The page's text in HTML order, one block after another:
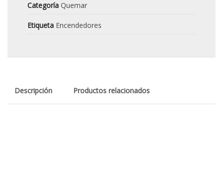
Categoría Quemar
Etiqueta Encendedores
Descripción Productos relacionados